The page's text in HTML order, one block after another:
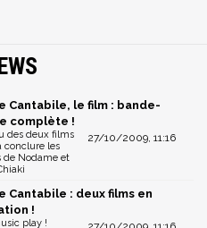
Cantabile, le film : bande-
complète !
27/10/2009, 11:16
des deux films
conclure les
de Nodame et
Cantabile : deux films en
!
play !